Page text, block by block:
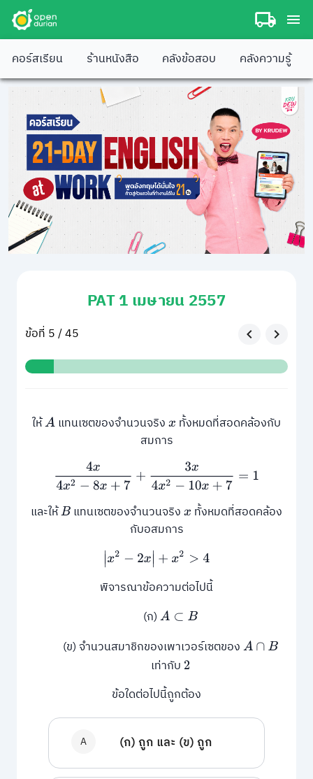
คอร์สเรียน ร้านหนังสือ คลังข้อสอบ คลังความรู้
PAT 1 เมษายน 2557
ข้อที่ 5 / 45
ให้Aแทนเซตของจำนวนจริงx ทั้งหมดที่สอดคล้องกับ
สมการ
4x4x2−8x+ 7+ 3x4x2−10x+7=1
และให้B แทนเซตของจำนวนจริงx ทั้งหมดที่สอดคล้อง
กับอสมการ
x2 −2x |+x 2> 4
พิจารณาข้อความต่อไปนี้
(ก)A⊂B
(ข) จำนวนสมาชิกของเพาเวอร์เซตของA∩B
เท่ากับ 2
ข้อใดต่อไปนี้ถูกต้อง
A (ก) ถูก และ (ข) ถูก